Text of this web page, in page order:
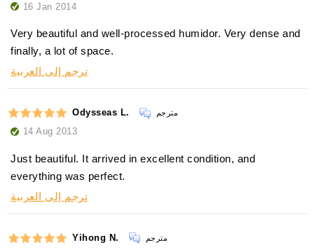
16 Jan 2014
Very beautiful and well-processed humidor. Very dense and
finally, a lot of space.
ترجم إلى العربية
Odysseas L. مترجم
14 Aug 2013
Just beautiful. It arrived in excellent condition, and
everything was perfect.
ترجم إلى العربية
Yihong N. مترجم